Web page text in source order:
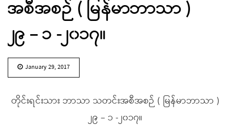
အစီအစဉ် ( မြန်မာဘာသာ )
၂၉ – ၁ -၂၀၁၇။
January 29, 2017
တိုင်းရင်းသား ဘာသာ သတင်းအစီအစဉ် ( မြန်မာဘာသာ )
၂၉ – ၁ -၂၀၁၇။